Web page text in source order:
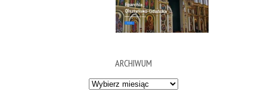
ARCHIWUM
Archiwum